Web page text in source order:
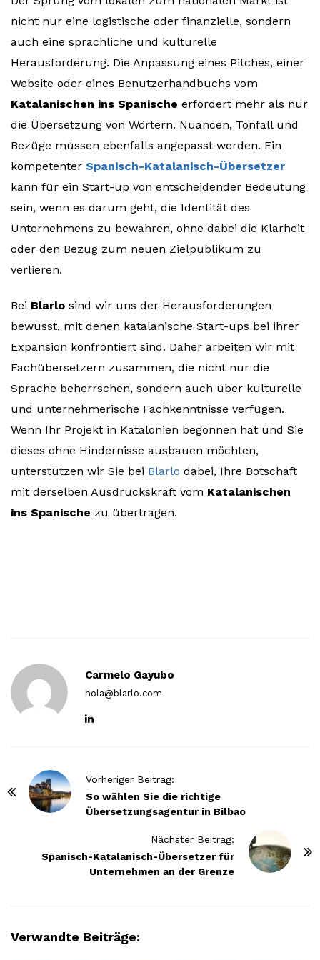
nicht nur eine logistische oder finanzielle, sondern
auch eine sprachliche und kulturelle
Herausforderung. Die Anpassung eines Pitches, einer
Website oder eines Benutzerhandbuchs vom
Katalanischen ins Spanische erfordert mehr als nur
die Übersetzung von Wörtern. Nuancen, Tonfall und
Bezüge müssen ebenfalls angepasst werden. Ein
kompetenter Spanisch-Katalanisch-Übersetzer
kann für ein Start-up von entscheidender Bedeutung
sein, wenn es darum geht, die Identität des
Unternehmens zu bewahren, ohne dabei die Klarheit
oder den Bezug zum neuen Zielpublikum zu
verlieren.
Bei Blarlo sind wir uns der Herausforderungen
bewusst, mit denen katalanische Start-ups bei ihrer
Expansion konfrontiert sind. Daher arbeiten wir mit
Fachübersetzern zusammen, die nicht nur die
Sprache beherrschen, sondern auch über kulturelle
und unternehmerische Fachkenntnisse verfügen.
Wenn Ihr Projekt in Katalonien begonnen hat und Sie
dieses ohne Hindernisse ausbauen möchten,
unterstützen wir Sie bei Blarlo dabei, Ihre Botschaft
mit derselben Ausdruckskraft vom Katalanischen
ins Spanische zu übertragen.
Carmelo Gayubo
hola@blarlo.com
Vorheriger Beitrag:
So wählen Sie die richtige
Übersetzungsagentur in Bilbao
Nächster Beitrag:
Spanisch-Katalanisch-Übersetzer für
Unternehmen an der Grenze
Verwandte Beiträge: